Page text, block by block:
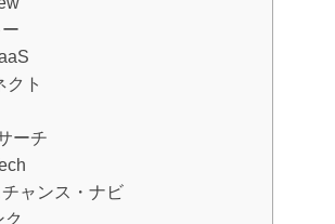
クト
ーチ
ャンス・ナビ